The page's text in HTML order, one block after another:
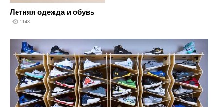
Летняя одежда и обувь
1143